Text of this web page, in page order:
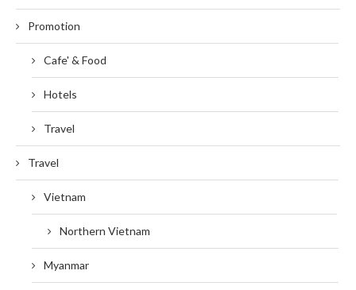
Promotion
Cafe' & Food
Hotels
Travel
Travel
Vietnam
Northern Vietnam
Myanmar